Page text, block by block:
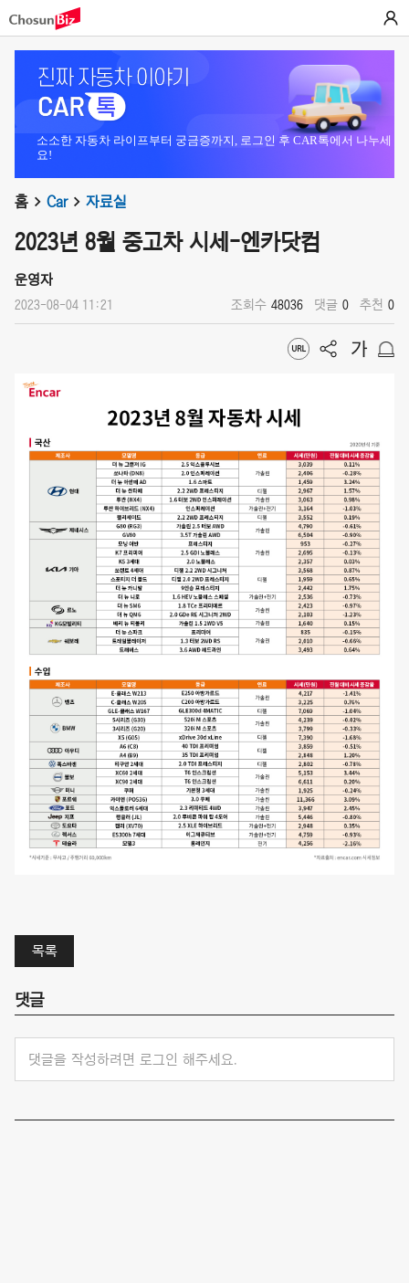
소소한 자동차 라이프부터 궁금증까지, 로그인 후 CAR톡에서 나누세
요!
홈 Car 자료실
2023년 8월 중고차 시세-엔카닷컴
운영자
2023-08-04 11:21 조회수 48036 댓글 0 추천 0
목록
댓글
댓글을 작성하려면 로그인 해주세요.